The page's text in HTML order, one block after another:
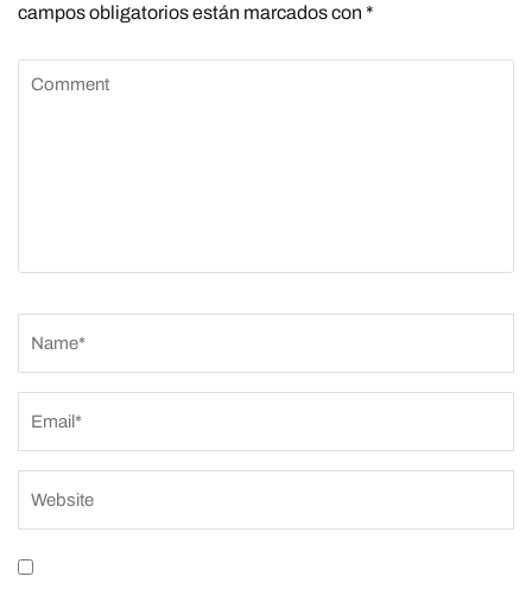
campos obligatorios están marcados con *
Comment